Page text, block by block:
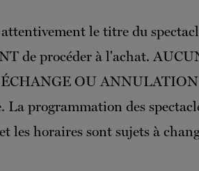
le titre du
de procéder à l'achat.
OU ANNULATION
La programmation des
les horaires sont sujets à